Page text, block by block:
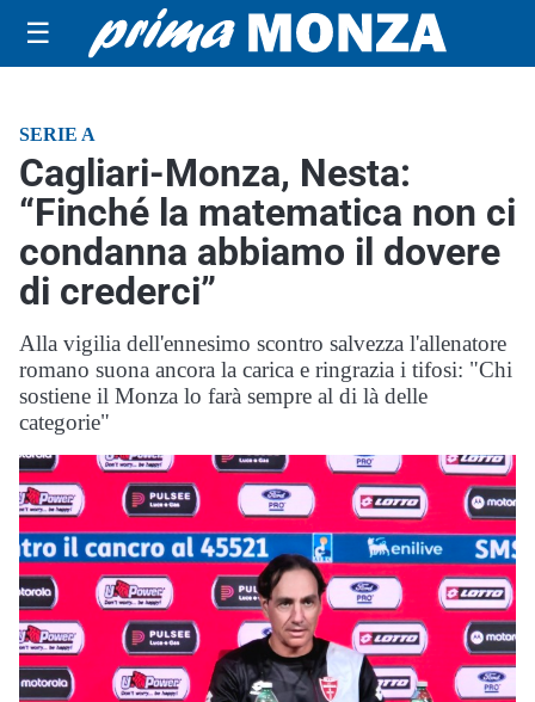
☰
SERIE A
Cagliari-Monza, Nesta:
“Finché la matematica non ci
condanna abbiamo il dovere
di crederci”
Alla vigilia dell'ennesimo scontro salvezza l'allenatore
romano suona ancora la carica e ringrazia i tifosi: "Chi
sostiene il Monza lo farà sempre al di là delle
categorie"